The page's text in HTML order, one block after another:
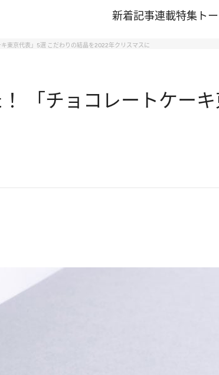
新着記事連載特集 ト
東京代表」5選 こだわりの結晶を2022年クリスマスに
「チョコレートケー